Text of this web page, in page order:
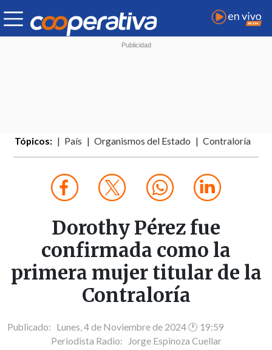
Tópicos: País Organismos del Estado Contraloría
Dorothy Pérez fue
confirmada como la
primera mujer titular de la
Contraloría
Publicado: Lunes, 4 de Noviembre de 2024 🕐 19:59
Periodista Radio:
Jorge Espinoza Cuellar